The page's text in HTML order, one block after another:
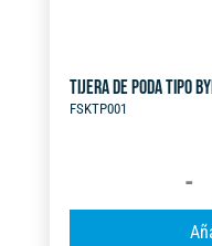
TIJERA DE PODA TIPO
FSKTP001
DE